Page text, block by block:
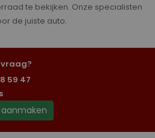
te bekijken. Onze specialisten
de juiste auto.
vraag?
59 47